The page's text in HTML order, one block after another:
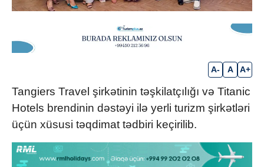
A- A A+
Tangiers Travel şirkətinin təşkilatçılığı və Titanic
Hotels brendinin dəstəyi ilə yerli turizm şirkətləri
üçün xüsusi təqdimat tədbiri keçirilib.